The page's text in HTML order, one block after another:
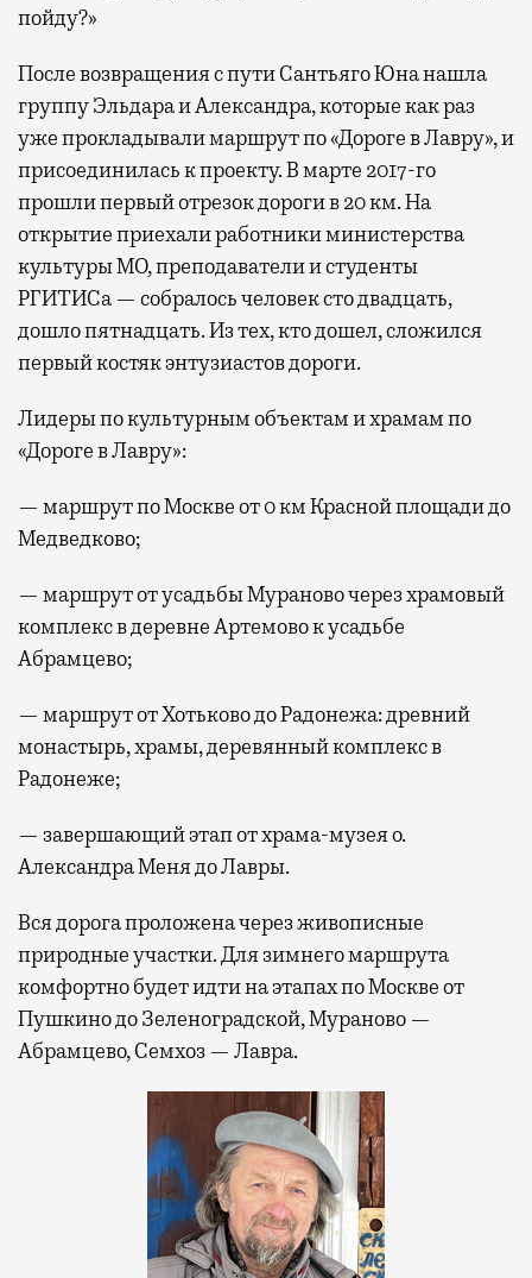
пойду?»
После возвращения с пути Сантьяго Юна нашла
группу Эльдара и Александра, которые как раз
уже прокладывали маршрут по «Дороге в Лавру», и
присоединилась к проекту. В марте 2017-го
прошли первый отрезок дороги в 20 км. На
открытие приехали работники министерства
культуры МО, преподаватели и студенты
РГИТИСа — собралось человек сто двадцать,
дошло пятнадцать. Из тех, кто дошел, сложился
первый костяк энтузиастов дороги.
Лидеры по культурным объектам и храмам по
«Дороге в Лавру»:
— маршрут по Москве от 0 км Красной площади до
Медведково;
— маршрут от усадьбы Мураново через храмовый
комплекс в деревне Артемово к усадьбе
Абрамцево;
— маршрут от Хотьково до Радонежа: древний
монастырь, храмы, деревянный комплекс в
Радонеже;
— завершающий этап от храма-музея о.
Александра Меня до Лавры.
Вся дорога проложена через живописные
природные участки. Для зимнего маршрута
комфортно будет идти на этапах по Москве от
Пушкино до Зеленоградской, Мураново —
Абрамцево, Семхоз — Лавра.